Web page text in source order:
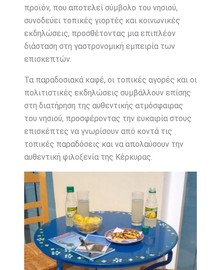
προϊόν, που αποτελεί σύμβολο του νησιού,
συνοδεύει τοπικές γιορτές και κοινωνικές
εκδηλώσεις, προσθέτοντας μια επιπλέον
διάσταση στη γαστρονομική εμπειρία των
επισκεπτών.
Τα παραδοσιακά καφέ, οι τοπικές αγορές και οι
πολιτιστικές εκδηλώσεις συμβάλλουν επίσης
στη διατήρηση της αυθεντικής ατμόσφαιρας
του νησιού, προσφέροντας την ευκαιρία στους
επισκέπτες να γνωρίσουν από κοντά τις
τοπικές παραδόσεις και να απολαύσουν την
αυθεντική φιλοξενία της Κέρκυρας.